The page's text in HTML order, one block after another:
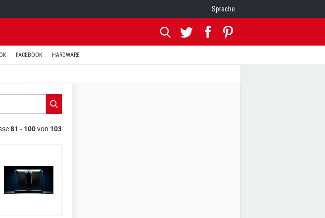
Sprache
FACEBOOK HARDWARE
81 - 100von 103